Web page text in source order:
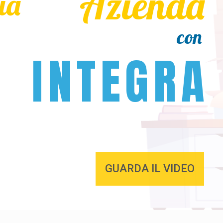
GUARDA IL VIDEO
con
INTEGRA